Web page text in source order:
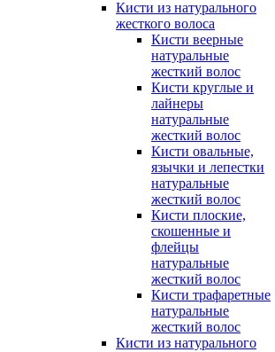
Кисти из натурального
жесткого волоса
Кисти веерные
натуральные
жесткий волос
Кисти круглые и
лайнеры
натуральные
жесткий волос
Кисти овальные,
язычки и лепестки
натуральные
жесткий волос
Кисти плоские,
скошенные и
флейцы
натуральные
жесткий волос
Кисти трафаретные
натуральные
жесткий волос
Кисти из натурального